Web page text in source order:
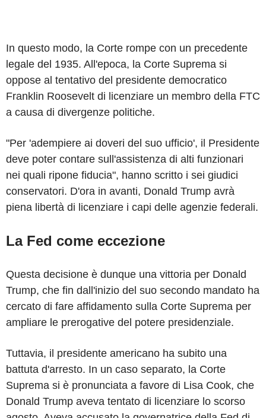
In questo modo, la Corte rompe con un precedente
legale del 1935. All'epoca, la Corte Suprema si
oppose al tentativo del presidente democratico
Franklin Roosevelt di licenziare un membro della FTC
a causa di divergenze politiche.
"Per 'adempiere ai doveri del suo ufficio', il Presidente
deve poter contare sull'assistenza di alti funzionari
nei quali ripone fiducia", hanno scritto i sei giudici
conservatori. D'ora in avanti, Donald Trump avrà
piena libertà di licenziare i capi delle agenzie federali.
La Fed come eccezione
Questa decisione è dunque una vittoria per Donald
Trump, che fin dall'inizio del suo secondo mandato ha
cercato di fare affidamento sulla Corte Suprema per
ampliare le prerogative del potere presidenziale.
Tuttavia, il presidente americano ha subito una
battuta d'arresto. In un caso separato, la Corte
Suprema si è pronunciata a favore di Lisa Cook, che
Donald Trump aveva tentato di licenziare lo scorso